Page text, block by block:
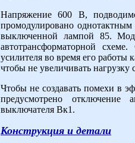
Напряжение 600 В,
промодулировано
выключенной лампой 85.
автотрансформаторной
усилителя во время его работы
чтобы не увеличивать нагрузку
Чтобы не создавать помехи в
предусмотрено
выключателя Вк1.
Конструкция и детали